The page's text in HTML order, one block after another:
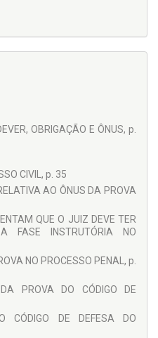
OBRIGAÇÃO E ÔNUS, p.
CIVIL, p. 35
AO ÔNUS DA PROVA
QUE O JUIZ DEVE TER
FASE INSTRUTÓRIA NO
NO PROCESSO PENAL, p.
PROVA DO CÓDIGO DE
DE DEFESA DO